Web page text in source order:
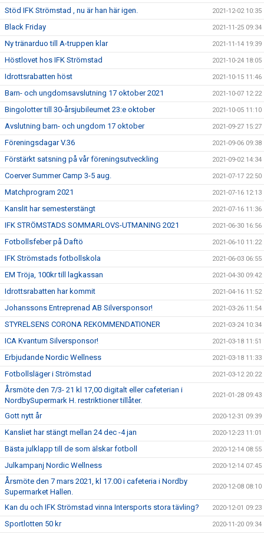
Stöd IFK Strömstad , nu är han här igen. 2021-12-02 10:35
Black Friday 2021-11-25 09:34
Ny tränarduo till A-truppen klar 2021-11-14 19:39
Höstlovet hos IFK Strömstad 2021-10-24 18:05
Idrottsrabatten höst 2021-10-15 11:46
Barn- och ungdomsavslutning 17 oktober 2021 2021-10-07 12:22
Bingolotter till 30-årsjubileumet 23:e oktober 2021-10-05 11:10
Avslutning barn- och ungdom 17 oktober 2021-09-27 15:27
Föreningsdagar V.36 2021-09-06 09:38
Förstärkt satsning på vår föreningsutveckling 2021-09-02 14:34
Coerver Summer Camp 3-5 aug. 2021-07-17 22:50
Matchprogram 2021 2021-07-16 12:13
Kanslit har semesterstängt 2021-07-16 11:36
IFK STRÖMSTADS SOMMARLOVS-UTMANING 2021 2021-06-30 16:56
Fotbollsfeber på Daftö 2021-06-10 11:22
IFK Strömstads fotbollskola 2021-06-03 06:55
EM Tröja, 100kr till lagkassan 2021-04-30 09:42
Idrottsrabatten har kommit 2021-04-16 11:52
Johanssons Entreprenad AB Silversponsor! 2021-03-26 11:54
STYRELSENS CORONA REKOMMENDATIONER 2021-03-24 10:34
ICA Kvantum Silversponsor! 2021-03-18 11:51
Erbjudande Nordic Wellness 2021-03-18 11:33
Fotbollsläger i Strömstad 2021-03-12 20:22
Årsmöte den 7/3- 21 kl 17,00 digitalt eller cafeterian i
NordbySupermark H. restriktioner tillåter.
2021-01-28 09:43
Gott nytt år 2020-12-31 09:39
Kansliet har stängt mellan 24 dec -4 jan 2020-12-23 11:01
Bästa julklapp till de som älskar fotboll 2020-12-14 08:55
Julkampanj Nordic Wellness 2020-12-14 07:45
Årsmöte den 7 mars 2021, kl 17.00 i cafeteria i Nordby
Supermarket Hallen.
2020-12-08 08:10
Kan du och IFK Strömstad vinna Intersports stora tävling? 2020-12-01 09:23
Sportlotten 50 kr 2020-11-20 09:34